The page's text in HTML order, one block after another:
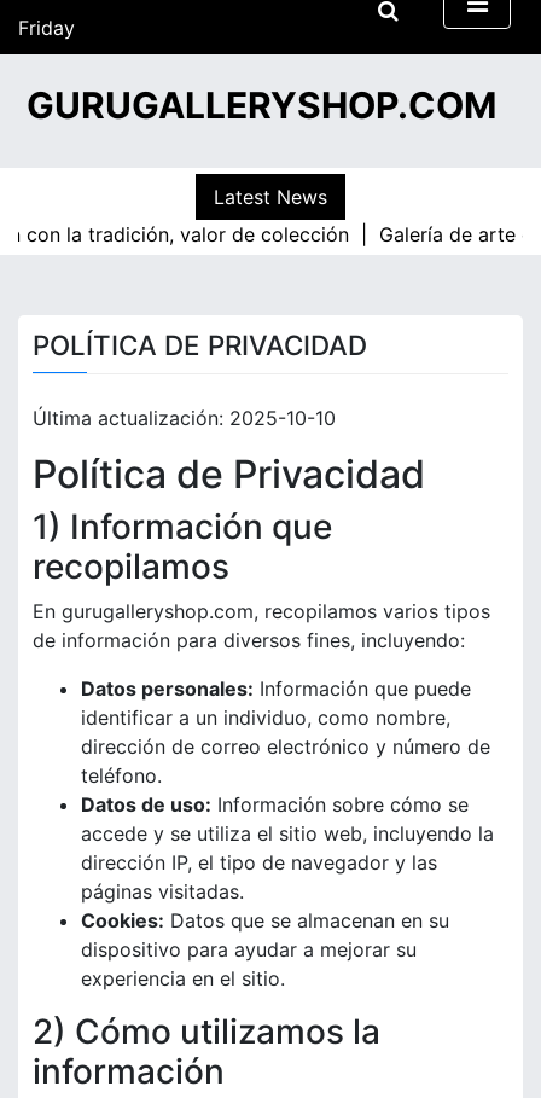
Friday
01/05/2026
16:13
GURUGALLERYSHOP.COM
Latest News
con la tradición, valor de colección |
Galería de arte
POLÍTICA DE PRIVACIDAD
Última actualización: 2025-10-10
Política de Privacidad
1) Información que
recopilamos
En gurugalleryshop.com, recopilamos varios tipos
de información para diversos fines, incluyendo:
Datos personales: Información que puede
identificar a un individuo, como nombre,
dirección de correo electrónico y número de
teléfono.
Datos de uso: Información sobre cómo se
accede y se utiliza el sitio web, incluyendo la
dirección IP, el tipo de navegador y las
páginas visitadas.
Cookies: Datos que se almacenan en su
dispositivo para ayudar a mejorar su
experiencia en el sitio.
2) Cómo utilizamos la
información